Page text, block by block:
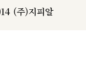
(주)지피알